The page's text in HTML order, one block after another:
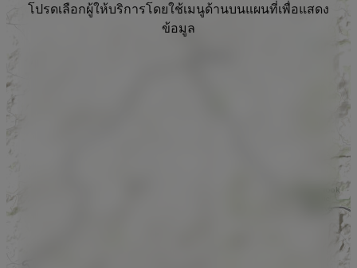
โปรดเลือกผู้ให้บริการโดยใช้เมนูด้านบนแผนที่เพื่อแสดง
ข้อมูล